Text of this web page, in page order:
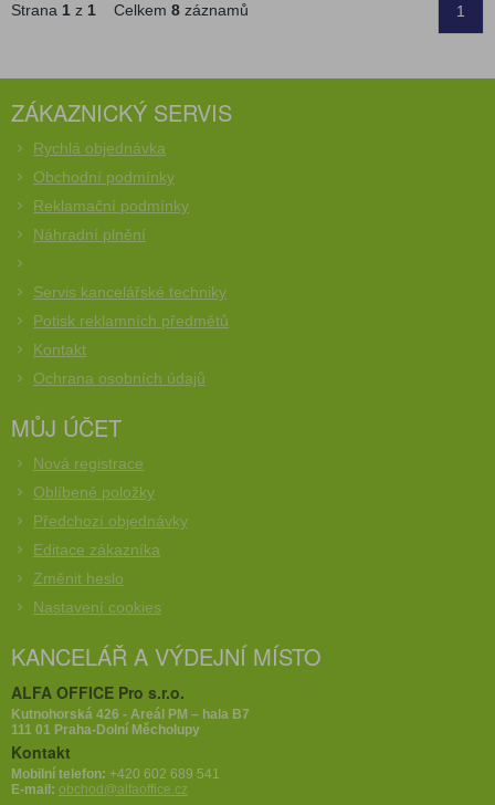
Strana 1 z 1 Celkem 8 záznamů 1
ZÁKAZNICKÝ SERVIS
Rychlá objednávka
Obchodní podmínky
Reklamační podmínky
Náhradní plnění
Servis kancelářské techniky
Potisk reklamních předmětů
Kontakt
Ochrana osobních údajů
MŮJ ÚČET
Nová registrace
Oblíbené položky
Předchozí objednávky
Editace zákazníka
Změnit heslo
Nastavení cookies
KANCELÁŘ A VÝDEJNÍ MÍSTO
ALFA OFFICE Pro s.r.o.
Kutnohorská 426 - Areál PM – hala B7
111 01 Praha-Dolní Měcholupy
Kontakt
Mobilní telefon: +420 602 689 541
E-mail: obchod@alfaoffice.cz